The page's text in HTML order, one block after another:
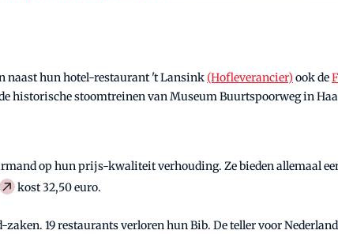
naast hun hotel-restaurant 't Lansink (Hofleverancier) ook de
historische stoomtreinen van Museum Buurtspoorweg in
op hun prijs-kwaliteit verhouding. Ze bieden allemaal
kost 32,50 euro.
19 restaurants verloren hun Bib. De teller voor